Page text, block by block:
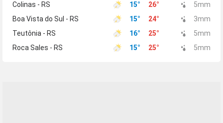
Colinas - RS
15° 26° 5mm
Boa Vista do Sul - RS
15° 24° 3mm
Teutônia - RS
16° 25° 5mm
Roca Sales - RS
15° 25° 5mm